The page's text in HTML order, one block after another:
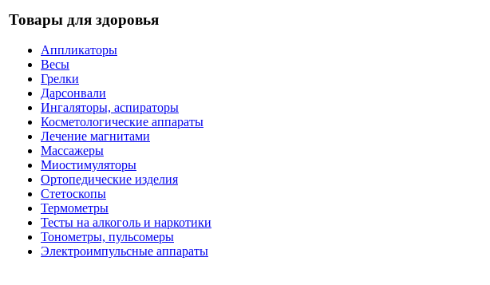
Товары для здоровья
Аппликаторы
Весы
Грелки
Дарсонвали
Ингаляторы, аспираторы
Косметологические аппараты
Лечение магнитами
Массажеры
Миостимуляторы
Ортопедические изделия
Стетоскопы
Термометры
Тесты на алкоголь и наркотики
Тонометры, пульсомеры
Электроимпульсные аппараты